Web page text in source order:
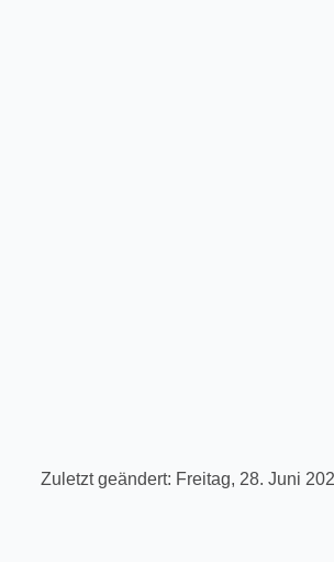
Zuletzt geändert: Freitag, 28. Juni